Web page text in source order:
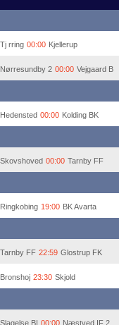
Tj rring 00:00 Kjellerup
Nørresundby 2 00:00 Vejgaard B
Hedensted 00:00 Kolding BK
Skovshoved 00:00 Tarnby FF
Ringkobing 19:00 BK Avarta
Tarnby FF 22:59 Glostrup FK
Bronshoj 23:30 Skjold
Slagelse BI 00:00 Næstved IF 2